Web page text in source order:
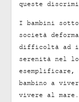
queste
I bambini
società
difficoltà ad
serenità nel
esemplificare,
bambino a
vivere al mare.